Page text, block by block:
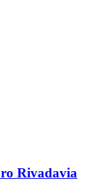
Rivadavia